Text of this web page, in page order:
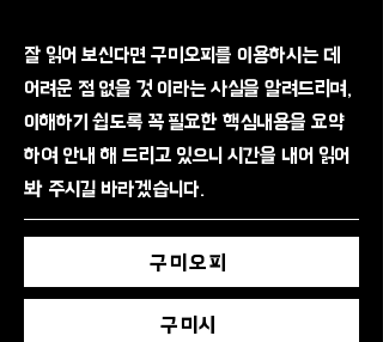
​잘 읽어 보신다면 구미오피를 이용하시는 데
어려운 점 없을 것 이라는 사실을 알려드리며,
이해하기 쉽도록 꼭 필요한 핵심내용을 요약
하여 안내 해 드리고 있으니 시간을 내어 읽어
봐 주시길 바라겠습니다.
구미오피
구미시